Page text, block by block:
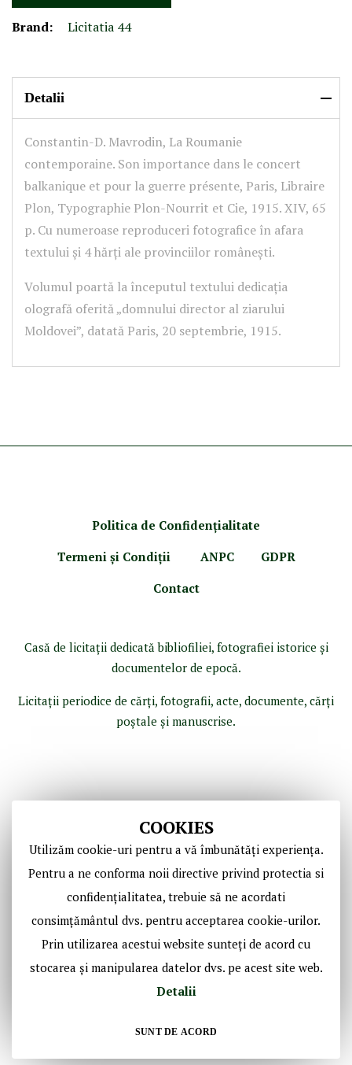
Brand: Licitatia 44
Detalii
Constantin-D. Mavrodin, La Roumanie
contemporaine. Son importance dans le concert
balkanique et pour la guerre présente, Paris, Libraire
Plon, Typographie Plon-Nourrit et Cie, 1915. XIV, 65
p. Cu numeroase reproduceri fotografice în afara
textului și 4 hărți ale provinciilor românești.
Volumul poartă la începutul textului dedicația
olografă oferită „domnului director al ziarului
Moldovei”, datată Paris, 20 septembrie, 1915.
COOKIES
Utilizăm cookie-uri pentru a vă îmbunătăți experiența.
Pentru a ne conforma noii directive privind protectia si
confidențialitatea, trebuie să ne acordati
consimțământul dvs. pentru acceptarea cookie-urilor.
Prin utilizarea acestui website sunteți de acord cu
stocarea și manipularea datelor dvs. pe acest site web.
Detalii
SUNT DE ACORD
Politica de Confidenţialitate
Termeni şi Condiţii
ANPC
GDPR
Contact
Casă de licitaţii dedicată bibliofiliei, fotografiei istorice şi
documentelor de epocă.
Licitaţii periodice de cărţi, fotografii, acte, documente, cărţi
poştale şi manuscrise.
Copyright © Casa de Licitaţii Historic SRL
Social Media Historic